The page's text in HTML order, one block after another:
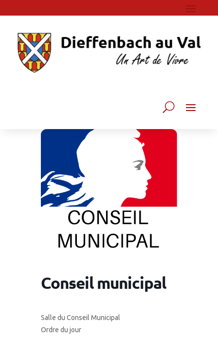
Conseil municipal
Salle du Conseil Municipal
Ordre du jour